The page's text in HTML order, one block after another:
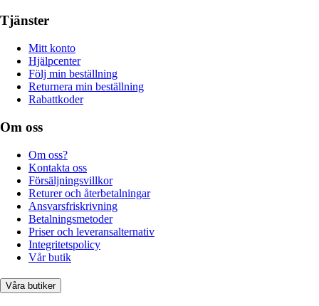
Tjänster
Mitt konto
Hjälpcenter
Följ min beställning
Returnera min beställning
Rabattkoder
Om oss
Om oss?
Kontakta oss
Försäljningsvillkor
Returer och återbetalningar
Ansvarsfriskrivning
Betalningsmetoder
Priser och leveransalternativ
Integritetspolicy
Vår butik
Våra butiker